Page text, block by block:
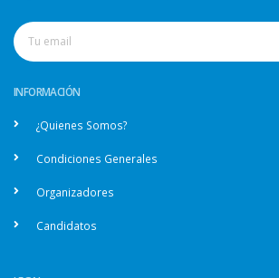
INFORMACIÓN
¿Quienes Somos?
Condiciones Generales
Organizadores
Candidatos